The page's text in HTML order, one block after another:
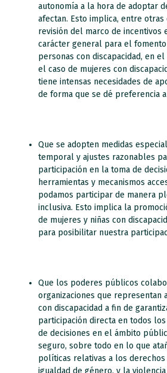
autonomía a la hora de adoptar
afectan. Esto implica, entre
revisión del marco de incentivos
carácter general para el
personas con discapacidad, en
el caso de mujeres con
tiene intensas necesidades de
de forma que se dé preferencia
Que se adopten medidas
temporal y ajustes razonables
participación en la toma de
herramientas y mecanismos
podamos participar de manera
inclusiva. Esto implica la
de mujeres y niñas con
para posibilitar nuestra
Que los poderes públicos
organizaciones que representan
con discapacidad a fin de
participación directa en todos
de decisiones en el ámbito
seguro, sobre todo en lo que
políticas relativas a los